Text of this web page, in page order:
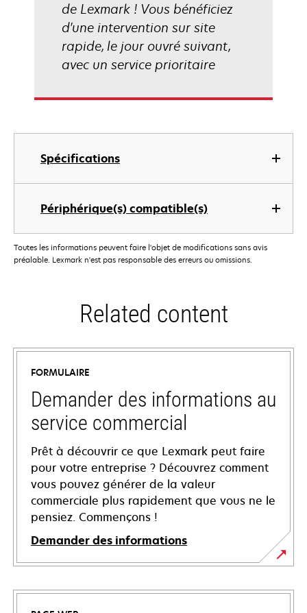
Spécifications
Périphérique(s) compatible(s)
de Lexmark ! Vous bénéficiez
d'une intervention sur site
rapide, le jour ouvré suivant,
avec un service prioritaire
Toutes les informations peuvent faire l'objet de modifications sans avis
préalable. Lexmark n'est pas responsable des erreurs ou omissions.
Related content
FORMULAIRE
Demander des informations au
service commercial
Prêt à découvrir ce que Lexmark peut faire
pour votre entreprise ? Découvrez comment
vous pouvez générer de la valeur
commerciale plus rapidement que vous ne le
pensiez. Commençons !
Demander des informations